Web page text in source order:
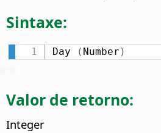
Sintaxe:
Day ( Number )
Valor de retorno:
Integer